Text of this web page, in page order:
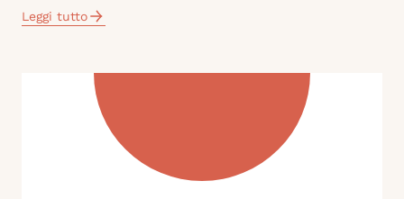
Leggi tutto